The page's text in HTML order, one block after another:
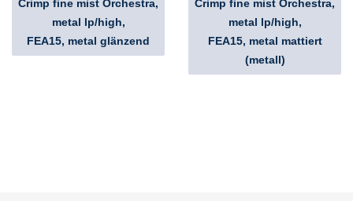
Crimp fine mist Orchestra,
metal lp/high,
FEA15, metal glänzend
Crimp fine mist Orchestra,
metal lp/high,
FEA15, metal mattiert
(metall)